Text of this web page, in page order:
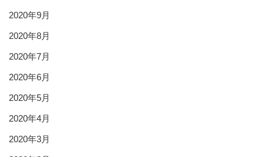
2020年9月
2020年8月
2020年7月
2020年6月
2020年5月
2020年4月
2020年3月